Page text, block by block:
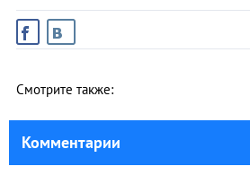
Смотрите также:
Комментарии